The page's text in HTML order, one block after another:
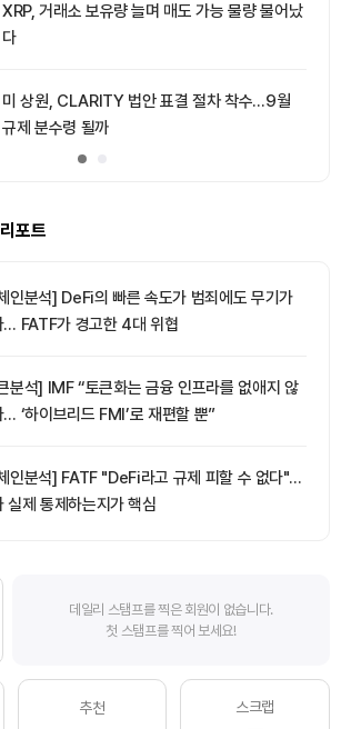
XRP, 거래소 보유량 늘며 매도 가능 물량 불어났
다
미 상원, CLARITY 법안 표결 절차 착수…9월
규제 분수령 될까
포트
인분석] DeFi의 빠른 속도가 범죄에도 무기가
… FATF가 경고한 4대 위협
분석] IMF “토큰화는 금융 인프라를 없애지 않
… ‘하이브리드 FMI’로 재편할 뿐”
인분석] FATF "DeFi라고 규제 피할 수 없다"…
실제 통제하는지가 핵심
데일리 스탬프를 찍은 회원이 없습니다.
첫 스탬프를 찍어 보세요!
추천
스크랩